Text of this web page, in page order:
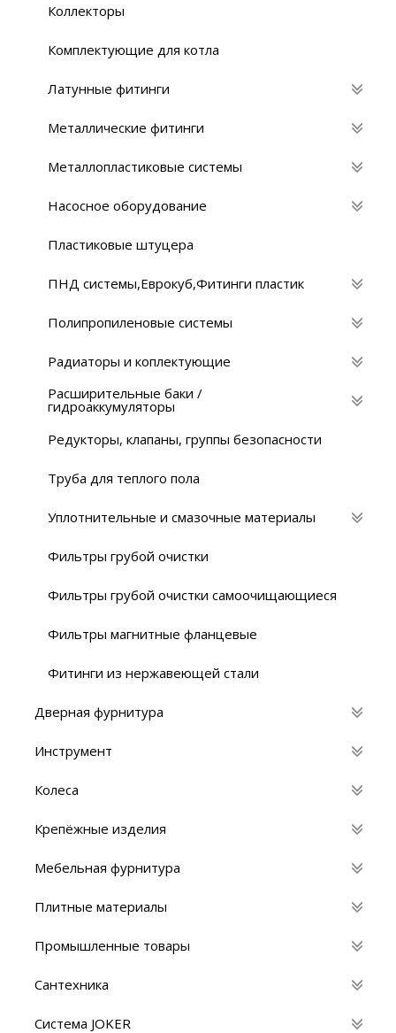
Коллекторы
Комплектующие для котла
Латунные фитинги
Металлические фитинги
Металлопластиковые системы
Насосное оборудование
Пластиковые штуцера
ПНД системы,Eврокуб,Фитинги пластик
Полипропиленовые системы
Радиаторы и коплектующие
Расширительные баки /
гидроаккумуляторы
Редукторы, клапаны, группы безопасности
Труба для теплого пола
Уплотнительные и смазочные материалы
Фильтры грубой очистки
Фильтры грубой очистки самоочищающиеся
Фильтры магнитные фланцевые
Фитинги из нержавеющей стали
Дверная фурнитура
Инструмент
Колеса
Крепёжные изделия
Мебельная фурнитура
Плитные материалы
Промышленные товары
Сантехника
Система JOKER